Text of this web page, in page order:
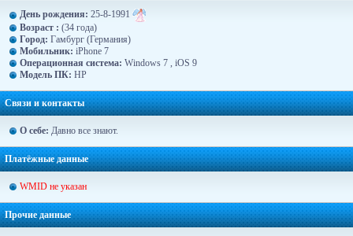
День рождения: 25-8-1991
Возраст : (34 года)
Город: Гамбург (Германия)
Moбильник: iPhone 7
Операционная система: Windows 7 , iOS 9
Модель ПК: HP
Связи и контакты
О себе: Давно все знают.
Платёжные данные
WMID не указан
Прочие данные